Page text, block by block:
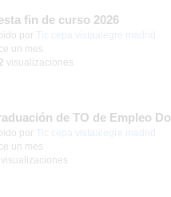
fin de curso 2026
por Tic cepa vistaalegre madrid
un mes
visualizaciones
por Tic cepa vistaalegre madrid
un mes
visualizaciones